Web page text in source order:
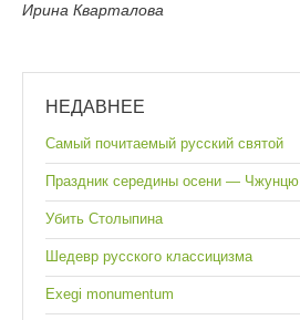
Ирина Кварталова
НЕДАВНЕЕ
Самый почитаемый русский святой
Праздник середины осени — Чжунцю
Убить Столыпина
Шедевр русского классицизма
Exegi monumentum